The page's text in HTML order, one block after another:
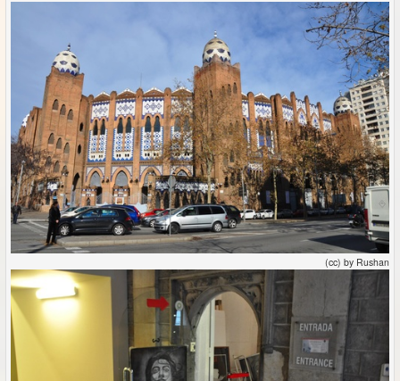
(cc) by Rushan